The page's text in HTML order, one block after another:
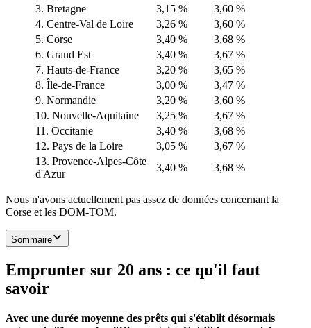
3. Bretagne
3,15 %
3,60 %
4. Centre-Val de Loire
3,26 %
3,60 %
5. Corse
3,40 %
3,68 %
6. Grand Est
3,40 %
3,67 %
7. Hauts-de-France
3,20 %
3,65 %
8. Île-de-France
3,00 %
3,47 %
9. Normandie
3,20 %
3,60 %
10. Nouvelle-Aquitaine
3,25 %
3,67 %
11. Occitanie
3,40 %
3,68 %
12. Pays de la Loire
3,05 %
3,67 %
13. Provence-Alpes-Côte
d'Azur
3,40 % 3,68 %
Nous n'avons actuellement pas assez de données concernant la
Corse et les DOM-TOM.
Sommaire
Emprunter sur 20 ans : ce qu'il faut
savoir
Avec une durée moyenne des prêts qui s'établit désormais